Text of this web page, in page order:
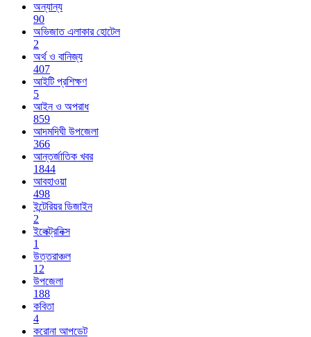
অন্যান্য
90
অভিজাত এলাকার হোটেল
2
অর্থ ও বানিজ্য
407
আইটি প্রশিক্ষণ
5
আইন ও অপরাধ
859
আদমদিঘী উপজেলা
366
আন্তর্জাতিক খবর
1844
আবহাওয়া
498
ইন্টেরিয়র ডিজাইন
2
ইলেক্ট্রনিক্স
1
উত্তরাঞ্চল
12
উপজেলা
188
কবিতা
4
করোনা আপডেট